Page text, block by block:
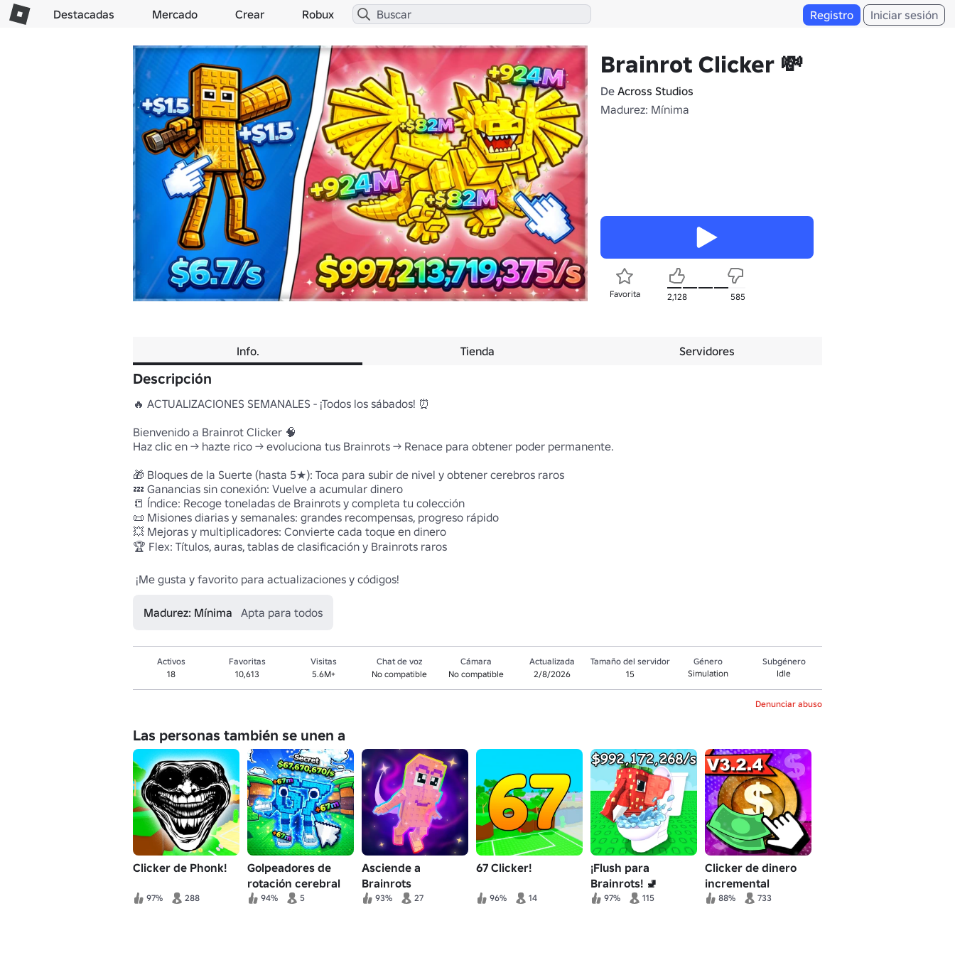
Destacadas Mercado Crear Robux Registro Iniciar sesión
Brainrot Clicker 💸
De Across Studios
Madurez: Mínima
Favorita 2,128 585
Info. Tienda Servidores
Descripción
🔥 ACTUALIZACIONES SEMANALES - ¡Todos los sábados! ⏰
Bienvenido a Brainrot Clicker 🧠
Haz clic en → hazte rico → evoluciona tus Brainrots → Renace para obtener poder permanente.
🎁 Bloques de la Suerte (hasta 5★): Toca para subir de nivel y obtener cerebros raros
💤 Ganancias sin conexión: Vuelve a acumular dinero
📒 Índice: Recoge toneladas de Brainrots y completa tu colección
📜 Misiones diarias y semanales: grandes recompensas, progreso rápido
💥 Mejoras y multiplicadores: Convierte cada toque en dinero
🏆 Flex: Títulos, auras, tablas de clasificación y Brainrots raros
Madurez: Mínima Apta para todos
Activos
18
Favoritas
10,613
Visitas
5.6M+
Chat de voz
No compatible
Cámara
No compatible
Actualizada
2/8/2026
Tamaño del servidor
15
Género
Simulation
Subgénero
Idle
Denunciar abuso
Las personas también se unen a
Clicker de Phonk!
97% 288
Golpeadores de
rotación cerebral
94% 5
Asciende a
Brainrots
93% 27
67 Clicker!
96% 14
¡Flush para
Brainrots! 🚽
97% 115
Clicker de dinero
incremental
88% 733